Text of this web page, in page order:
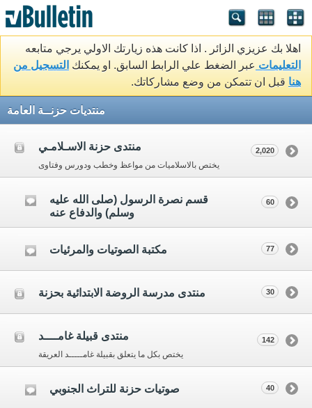
اهلا بك عزيزي الزائر . اذا كانت هذه زيارتك الاولي يرجي متابعه
التعليمات عبر الضغط علي الرابط السابق. او يمكنك التسجيل من
هنا قبل ان تتمكن من وضع مشاركاتك.
منتديات حزنــة العامة
منتدى حزنة الاسـلامـي
يختص بالاسلاميات من مواعظ وخطب ودورس وفتاوى
2,020
قسم نصرة الرسول (صلى الله عليه
وسلم) والدفاع عنه
60
مكتبة الصوتيات والمرئيات 77
منتدى مدرسة الروضة الابتدائية بحزنة 30
منتدى قبيلة غامــــد
يختص بكل ما يتعلق بقبيلة غامـــــد العريقة
142
صوتيات حزنة للتراث الجنوبي 40